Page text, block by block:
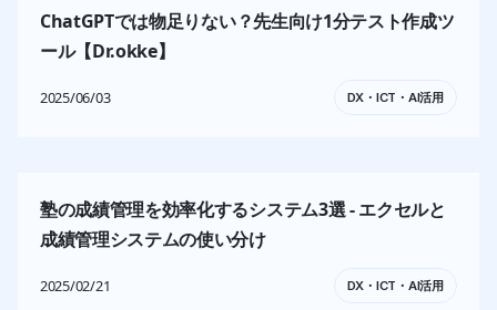
ChatGPTでは物足りない？先生向け1分テスト作成ツ
ール【Dr.okke】
2025/06/03 DX・ICT・AI活用
塾の成績管理を効率化するシステム3選 - エクセルと
成績管理システムの使い分け
2025/02/21 DX・ICT・AI活用